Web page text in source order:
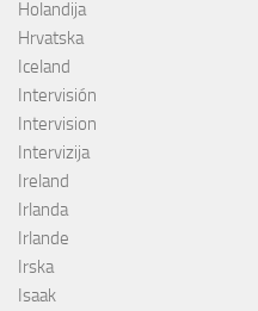
Holandija
Hrvatska
Iceland
Intervisión
Intervision
Intervizija
Ireland
Irlanda
Irlande
Irska
Isaak